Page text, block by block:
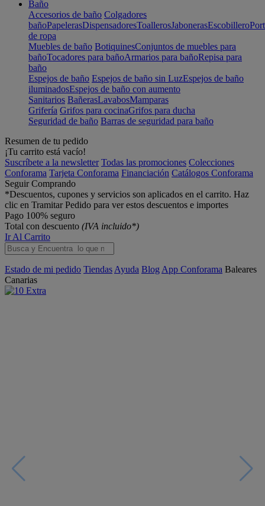
Baño
Accesorios de baño Colgadores
bañoPapelerasDispensadoresToallerosJabonerasEscobillero
de ropa
Muebles de baño BotiquinesConjuntos de muebles para
bañoTocadores para bañoArmarios para bañoRepisa para
baño
Espejos de baño Espejos de baño sin LuzEspejos de baño
iluminadosEspejos de baño con aumento
Sanitarios BañerasLavabosMamparas
Grifería Grifos para cocinaGrifos para ducha
Seguridad de baño Barras de seguridad para baño
Resumen de tu pedido
¡Tu carrito está vacío!
Suscríbete a la newsletter Todas las promociones Colecciones
Conforama Tarjeta Conforama Financiación Catálogos Conforama
Seguir Comprando
*Descuentos, cupones y servicios son aplicados en el carrito. Haz
clic en Tramitar Pedido para ver estos descuentos e importes
Pago 100% seguro
Total con descuento (IVA incluido*)
Ir Al Carrito
Estado de mi pedido Tiendas Ayuda Blog App Conforama Baleares
Canarias